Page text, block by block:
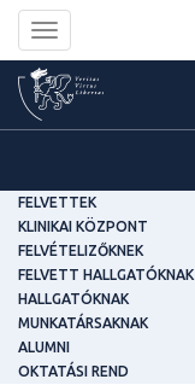
Toggle
navigation
FELVETTEK
KLINIKAI KÖZPONT
FELVÉTELIZŐKNEK
FELVETT HALLGATÓKNAK
HALLGATÓKNAK
MUNKATÁRSAKNAK
ALUMNI
OKTATÁSI REND